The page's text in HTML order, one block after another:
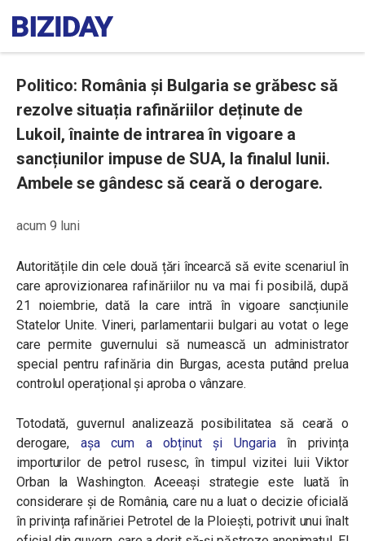
Politico: România și Bulgaria se grăbesc să
rezolve situația rafinăriilor deținute de
Lukoil, înainte de intrarea în vigoare a
sancțiunilor impuse de SUA, la finalul lunii.
Ambele se gândesc să ceară o derogare.
acum 9 luni
Autoritățile din cele două țări încearcă să evite scenariul în
care aprovizionarea rafinăriilor nu va mai fi posibilă, după
21 noiembrie, dată la care intră în vigoare sancțiunile
Statelor Unite. Vineri, parlamentarii bulgari au votat o lege
care permite guvernului să numească un administrator
special pentru rafinăria din Burgas, acesta putând prelua
controlul operațional și aproba o vânzare.
Totodată, guvernul analizează posibilitatea să ceară o
derogare, așa cum a obținut și Ungariaîn privința
importurilor de petrol rusesc, în timpul vizitei luii Viktor
Orban la Washington. Aceeași strategie este luată în
considerare și de România, care nu a luat o decizie oficială
în privința rafinăriei Petrotel de la Ploiești, potrivit unui înalt